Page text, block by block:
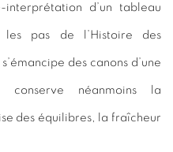
d’un tableau
les pas de l’Histoire des
des canons d’une
conserve néanmoins la
des équilibres, la fraîcheur